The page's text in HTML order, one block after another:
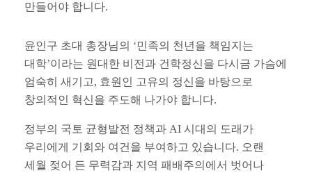
만들어야 합니다.
윤인구 초대 총장님의 ‘민족의 천년을 책임지는
대학’이라는 원대한 비전과 건학정신을 다시금 가슴에
엄숙히 새기고, 효원인 고유의 정신을 바탕으로
창의적인 혁신을 주도해 나가야 합니다.
정부의 국토 균형발전 정책과 AI 시대의 도래가
우리에게 기회와 여건을 부여하고 있습니다. 오랜
세월 젖어 든 무력감과 지역 패배주의에서 벗어나